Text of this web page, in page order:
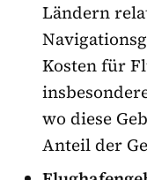
Ländern
Kosten für
wo diese
Anteil der